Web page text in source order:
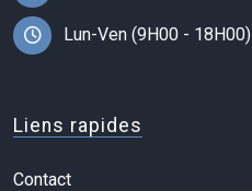
Lun-Ven (9H00 - 18H00)
Liens rapides
Contact